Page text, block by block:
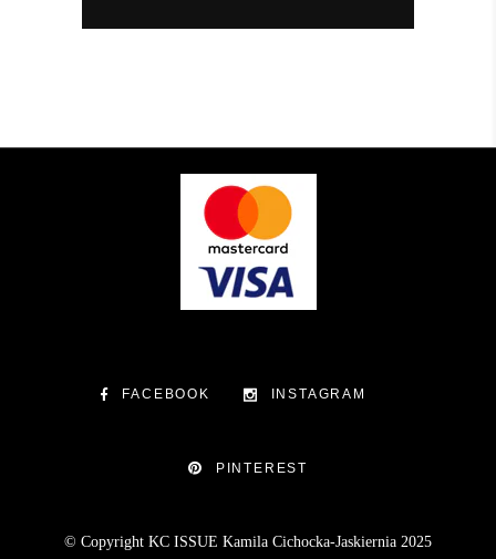
FACEBOOK INSTAGRAM
PINTEREST
© Copyright KC ISSUE Kamila Cichocka-Jaskiernia 2025